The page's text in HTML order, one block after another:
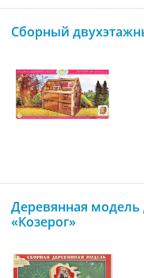
Сборный
Деревянная модель
«Козерог»